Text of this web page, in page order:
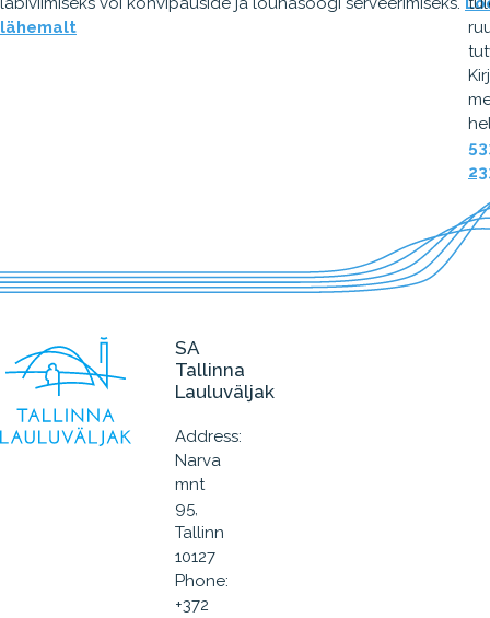
lähemalt
SA
Tallinna
Lauluväljak
Address:
Narva
mnt
95,
Tallinn
10127
Phone:
+372